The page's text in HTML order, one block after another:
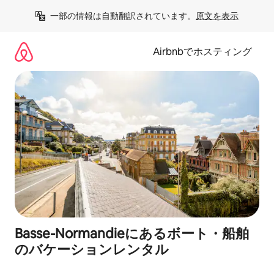
一部の情報は自動翻訳されています。 原文を表示
Airbnbでホスティング
Basse-Normandieにあるボート・船舶
のバケーションレンタル